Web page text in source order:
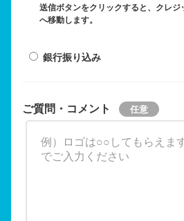
送信ボタンをクリックすると、クレ
へ移動します。
銀行振り込み
ご質問・コメント